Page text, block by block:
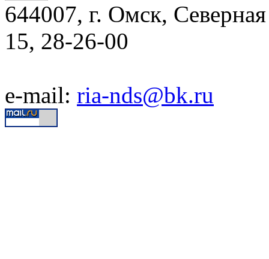
644007, г. Омск,
15, 28-26-00
e-mail: ria-nds@bk.ru